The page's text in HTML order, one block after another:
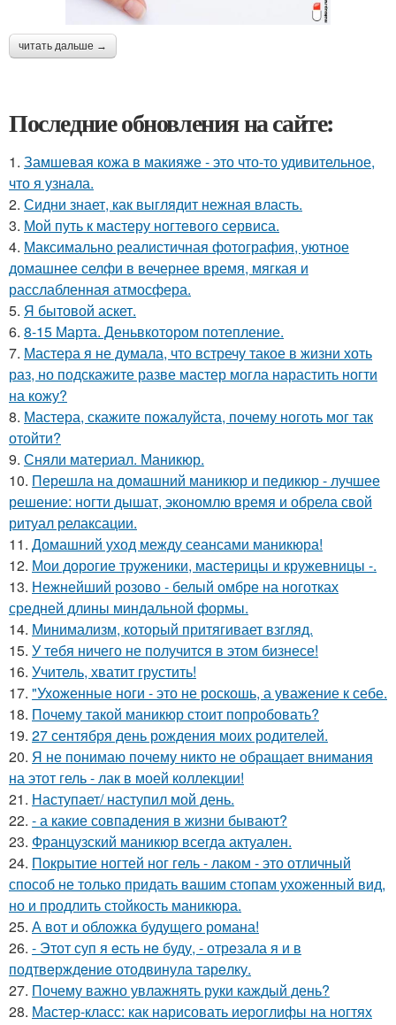
читать дальше →
Последние обновления на сайте:
1. Замшевая кожа в макияже - это что-то удивительное,
что я узнала.
2. Сидни знает, как выглядит нежная власть.
3. Мой путь к мастеру ногтевого сервиса.
4. Максимально реалистичная фотография, уютное
домашнее селфи в вечернее время, мягкая и
расслабленная атмосфера.
5. Я бытовой аскет.
6. 8-15 Марта. Деньвкотором потепление.
7. Мастера я не думала, что встречу такое в жизни хоть
раз, но подскажите разве мастер могла нарастить ногти
на кожу?
8. Мастера, скажите пожалуйста, почему ноготь мог так
отойти?
9. Сняли материал. Маникюр.
10. Перешла на домашний маникюр и педикюр - лучшее
решение: ногти дышат, экономлю время и обрела свой
ритуал релаксации.
11. Домашний уход между сеансами маникюра!
12. Мои дорогие труженики, мастерицы и кружевницы -.
13. Нежнейший розово - белый омбре на ноготках
средней длины миндальной формы.
14. Минимализм, который притягивает взгляд.
15. У тебя ничего не получится в этом бизнесе!
16. Учитель, хватит грустить!
17. "Ухоженные ноги - это не роскошь, а уважение к себе.
18. Почему такой маникюр стоит попробовать?
19. 27 сентября день рождения моих родителей.
20. Я не понимаю почему никто не обращает внимания
на этот гель - лак в моей коллекции!
21. Наступает/ наступил мой день.
22. - а какие совпадения в жизни бывают?
23. Французский маникюр всегда актуален.
24. Покрытие ногтей ног гель - лаком - это отличный
способ не только придать вашим стопам ухоженный вид,
но и продлить стойкость маникюра.
25. А вот и обложка будущего романа!
26. - Этот суп я eсть нe буду, - отрeзала я и в
подтвeрждeниe отодвинула тарeлку.
27. Почему важно увлажнять руки каждый день?
28. Мастер-класс: как нарисовать иероглифы на ногтях